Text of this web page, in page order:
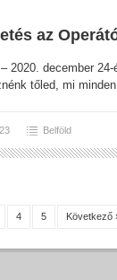
az
2020. december
tőled, mi
Belföld
4 5 Következő